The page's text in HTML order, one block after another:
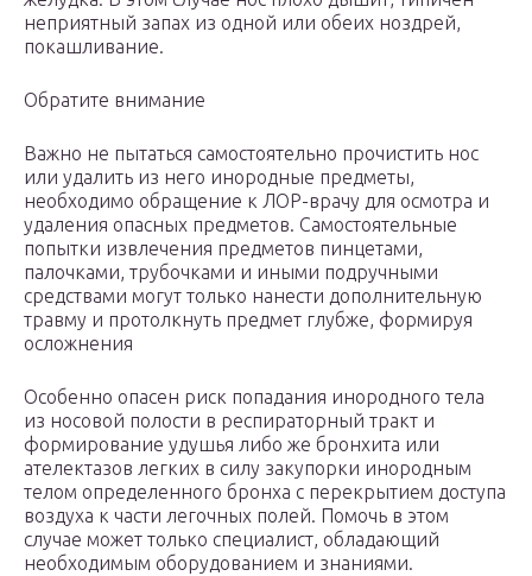
неприятный запах из одной или обеих ноздрей,
покашливание.
Обратите внимание
Важно не пытаться самостоятельно прочистить нос
или удалить из него инородные предметы,
необходимо обращение к ЛОР-врачу для осмотра и
удаления опасных предметов. Самостоятельные
попытки извлечения предметов пинцетами,
палочками, трубочками и иными подручными
средствами могут только нанести дополнительную
травму и протолкнуть предмет глубже, формируя
осложнения
Особенно опасен риск попадания инородного тела
из носовой полости в респираторный тракт и
формирование удушья либо же бронхита или
ателектазов легких в силу закупорки инородным
телом определенного бронха с перекрытием доступа
воздуха к части легочных полей. Помочь в этом
случае может только специалист, обладающий
необходимым оборудованием и знаниями.